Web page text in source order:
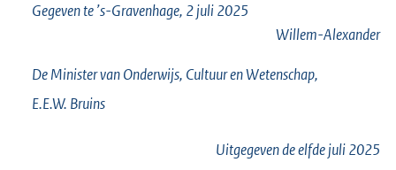
Gegeven te ’s-Gravenhage, 2 juli 2025
Willem-Alexander
De Minister van Onderwijs, Cultuur en Wetenschap,
E.E.W. Bruins
Uitgegeven deelfdejuli 2025